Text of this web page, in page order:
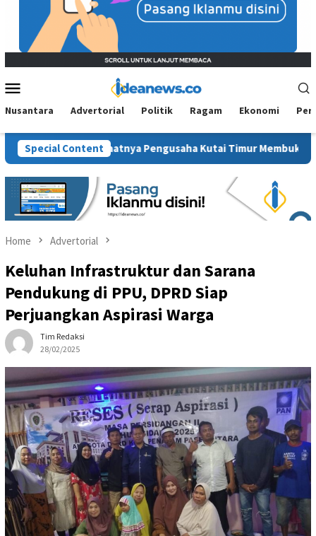
Menu
Nusantara Advertorial Politik Ragam Ekonomi
Special Content
Saatnya Pengusaha Kutai Timur Membuktikan Diri
Home Advertorial
Keluhan Infrastruktur dan Sarana
Pendukung di PPU, DPRD Siap
Perjuangkan Aspirasi Warga
Tim Redaksi
28/02/2025